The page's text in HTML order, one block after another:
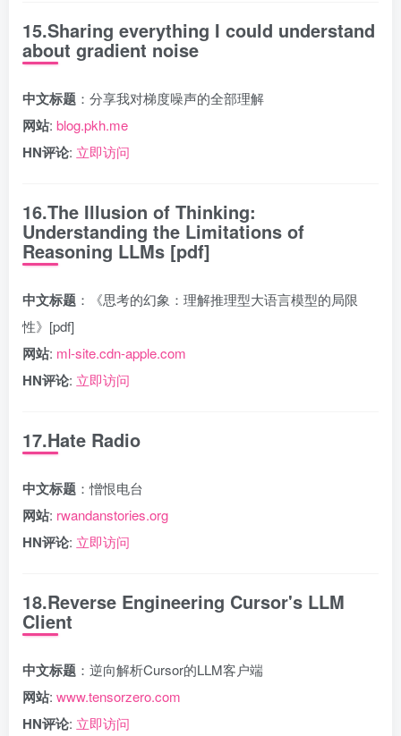
15.Sharing everything I could understand
about gradient noise
中文标题 ：分享我对梯度噪声的全部理解
网站: blog.pkh.me
HN评论: 立即访问
16.The Illusion of Thinking:
Understanding the Limitations of
Reasoning LLMs [pdf]
中文标题 ：《思考的幻象：理解推理型大语言模型的局限
性》[pdf]
网站: ml-site.cdn-apple.com
HN评论: 立即访问
17.Hate Radio
中文标题 ：憎恨电台
网站: rwandanstories.org
HN评论: 立即访问
18.Reverse Engineering Cursor's LLM
Client
中文标题 ：逆向解析Cursor的LLM客户端
网站: www.tensorzero.com
HN评论: 立即访问